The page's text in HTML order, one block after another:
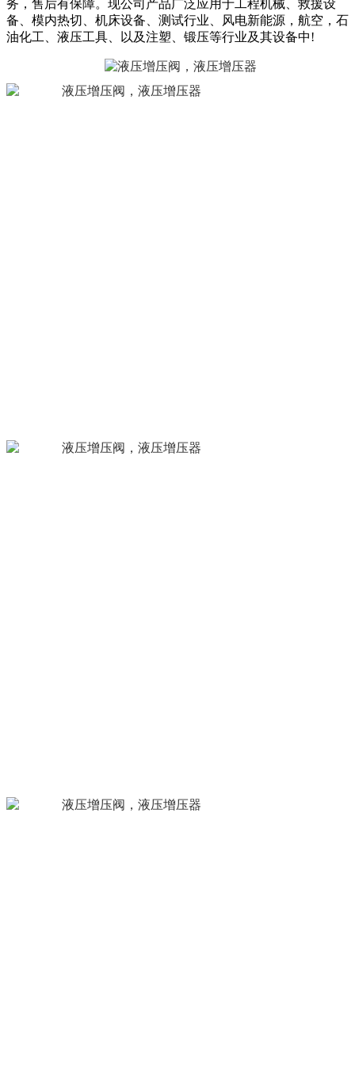
务，售后有保障。现公司产品广泛应用于工程机械、救援设
备、模内热切、机床设备、测试行业、风电新能源，航空，石
油化工、液压工具、以及注塑、锻压等行业及其设备中!